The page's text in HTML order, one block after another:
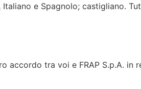
e Spagnolo; castigliano.
accordo tra voi e FRAP S.p.A. in